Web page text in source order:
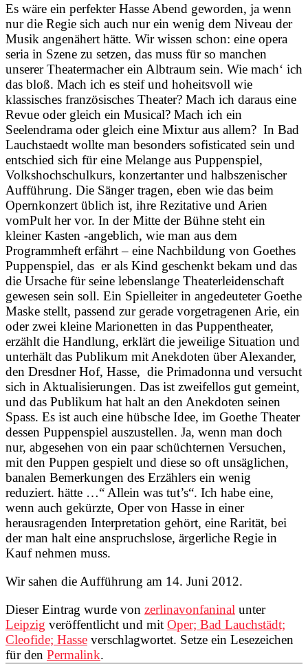
Es wäre ein perfekter Hasse Abend geworden, ja wenn
nur die Regie sich auch nur ein wenig dem Niveau der
Musik angenähert hätte. Wir wissen schon: eine opera
seria in Szene zu setzen, das muss für so manchen
unserer Theatermacher ein Albtraum sein. Wie mach‘ ich
das bloß. Mach ich es steif und hoheitsvoll wie
klassisches französisches Theater? Mach ich daraus eine
Revue oder gleich ein Musical? Mach ich ein
Seelendrama oder gleich eine Mixtur aus allem? In Bad
Lauchstaedt wollte man besonders sofisticated sein und
entschied sich für eine Melange aus Puppenspiel,
Volkshochschulkurs, konzertanter und halbszenischer
Aufführung. Die Sänger tragen, eben wie das beim
Opernkonzert üblich ist, ihre Rezitative und Arien
vomPult her vor. In der Mitte der Bühne steht ein
kleiner Kasten -angeblich, wie man aus dem
Programmheft erfährt – eine Nachbildung von Goethes
Puppenspiel, das er als Kind geschenkt bekam und das
die Ursache für seine lebenslange Theaterleidenschaft
gewesen sein soll. Ein Spielleiter in angedeuteter Goethe
Maske stellt, passend zur gerade vorgetragenen Arie, ein
oder zwei kleine Marionetten in das Puppentheater,
erzählt die Handlung, erklärt die jeweilige Situation und
unterhält das Publikum mit Anekdoten über Alexander,
den Dresdner Hof, Hasse, die Primadonna und versucht
sich in Aktualisierungen. Das ist zweifellos gut gemeint,
und das Publikum hat halt an den Anekdoten seinen
Spass. Es ist auch eine hübsche Idee, im Goethe Theater
dessen Puppenspiel auszustellen. Ja, wenn man doch
nur, abgesehen von ein paar schüchternen Versuchen,
mit den Puppen gespielt und diese so oft unsäglichen,
banalen Bemerkungen des Erzählers ein wenig
reduziert. hätte …“ Allein was tut’s“. Ich habe eine,
wenn auch gekürzte, Oper von Hasse in einer
herausragenden Interpretation gehört, eine Rarität, bei
der man halt eine anspruchslose, ärgerliche Regie in
Kauf nehmen muss.
Wir sahen die Aufführung am 14. Juni 2012.
Dieser Eintrag wurde von zerlinavonfaninal unter
Leipzig veröffentlicht und mit Oper; Bad Lauchstädt;
Cleofide; Hasse verschlagwortet. Setze ein Lesezeichen
für den Permalink.